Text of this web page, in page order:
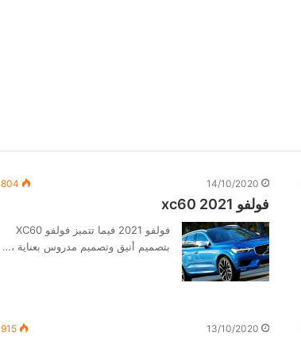
14/10/2020
804
فولفو 2021 xc60
فولفو 2021 فيما تتميز فولفو XC60
بتصميم أنيق وتصميم مدروس بعناية ،…
13/10/2020
915